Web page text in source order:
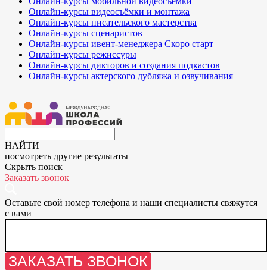
Онлайн-курсы видеосъёмки и монтажа
Онлайн-курсы писательского мастерства
Онлайн-курсы сценаристов
Онлайн-курсы ивент-менеджера Скоро старт
Онлайн-курсы режиссуры
Онлайн-курсы дикторов и создания подкастов
Онлайн-курсы актерского дубляжа и озвучивания
НАЙТИ
посмотреть другие результаты
Скрыть поиск
Заказать звонок
Оставьте свой номер телефона и наши специалисты свяжутся
с вами
ЗАКАЗАТЬ ЗВОНОК